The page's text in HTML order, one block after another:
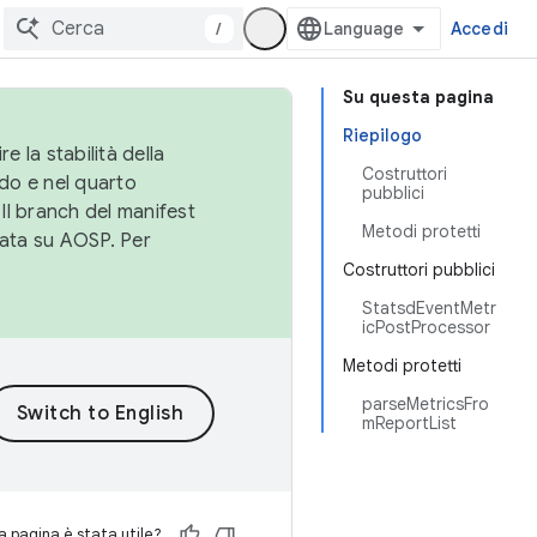
/ Accedi
Su questa pagina
Riepilogo
Costruttori
pubblici
Metodi protetti
Costruttori pubblici
StatsdEventMetr
icPostProcessor
Metodi protetti
parseMetricsFro
mReportList
la stabilità della
e nel quarto
branch del manifest
su AOSP. Per